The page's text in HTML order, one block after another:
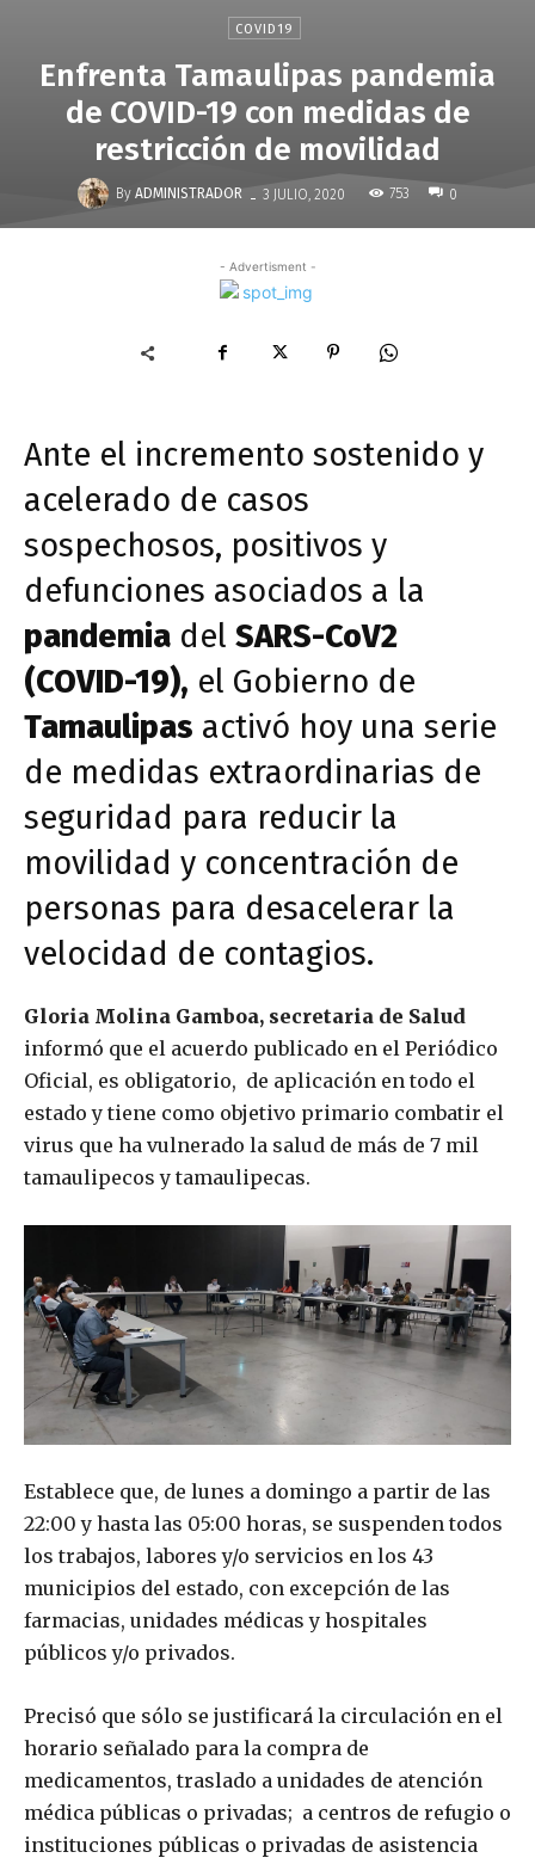
COVID19
Enfrenta Tamaulipas pandemia
de COVID-19 con medidas de
restricción de movilidad
By ADMINISTRADOR - 3 JULIO, 2020 753 0
- Advertisment -
Ante el incremento sostenido y
acelerado de casos
sospechosos, positivos y
defunciones asociados a la
pandemia del SARS-CoV2
(COVID-19), el Gobierno de
Tamaulipas activó hoy una serie
de medidas extraordinarias de
seguridad para reducir la
movilidad y concentración de
personas para desacelerar la
velocidad de contagios.
Gloria Molina Gamboa, secretaria de Salud
informó que el acuerdo publicado en el Periódico
Oficial, es obligatorio, de aplicación en todo el
estado y tiene como objetivo primario combatir el
virus que ha vulnerado la salud de más de 7 mil
tamaulipecos y tamaulipecas.
Establece que, de lunes a domingo a partir de las
22:00 y hasta las 05:00 horas, se suspenden todos
los trabajos, labores y/o servicios en los 43
municipios del estado, con excepción de las
farmacias, unidades médicas y hospitales
públicos y/o privados.
Precisó que sólo se justificará la circulación en el
horario señalado para la compra de
medicamentos, traslado a unidades de atención
médica públicas o privadas; a centros de refugio o
instituciones públicas o privadas de asistencia